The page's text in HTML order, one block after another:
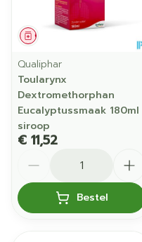
Geneesmiddel
Qualiphar
Toularynx
Dextromethorphan
Eucalyptussmaak 180ml
siroop
€ 11,52
Bestel